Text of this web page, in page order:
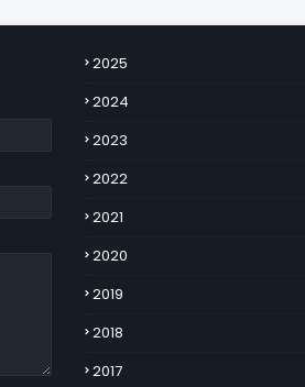
2025
2024
2023
2022
2021
2020
2019
2018
2017